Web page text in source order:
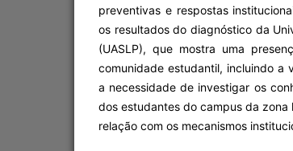
preventivas e respostas
os resultados do diagnóstico da
(UASLP), que mostra uma
comunidade estudantil, incluindo a
a necessidade de investigar os
dos estudantes do campus da zona
relação com os mecanismos